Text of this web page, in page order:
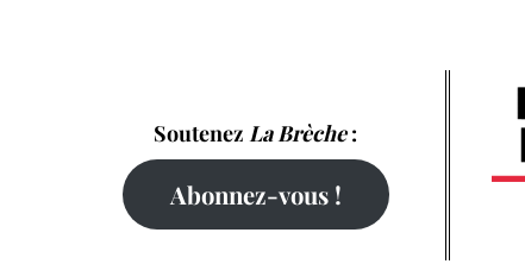
Soutenez La Brèche:
Abonnez-vous !